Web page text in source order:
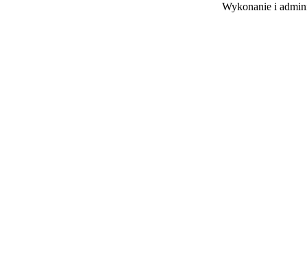
Wykonanie i